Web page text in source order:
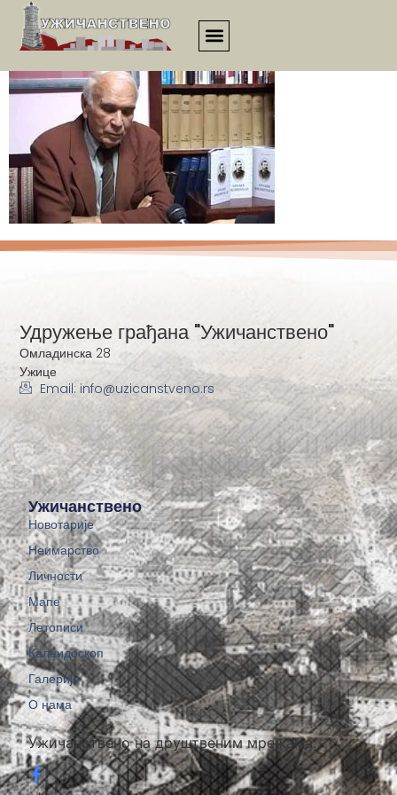
21vek_00055
Ужичанствено на друштвеним мрежама:
Ужичанствено
Новотарије
Неимарство
Личности
Мапе
Летописи
Калеидоскоп
Галерије
О нама
Удружење грађана "Ужичанствено"
Омладинска 28
Ужице
Email: info@uzicanstveno.rs